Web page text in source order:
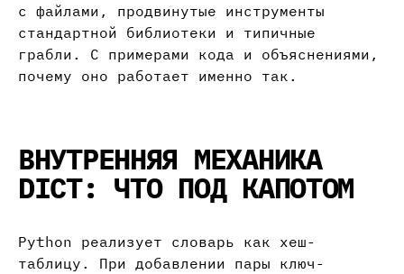
с файлами, продвинутые инструменты
стандартной библиотеки и типичные
грабли. С примерами кода и объяснениями,
почему оно работает именно так.
ВНУТРЕННЯЯ МЕХАНИКА
DICT: ЧТО ПОД КАПОТОМ
Python реализует словарь как хеш-
таблицу. При добавлении пары ключ-